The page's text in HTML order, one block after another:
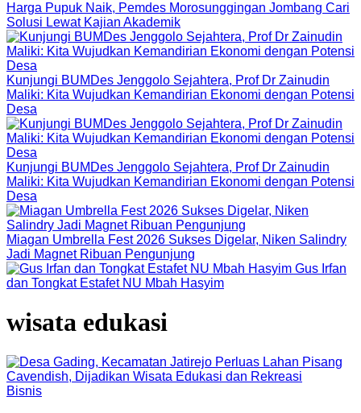
Harga Pupuk Naik, Pemdes Morosunggingan Jombang Cari
Solusi Lewat Kajian Akademik
Kunjungi BUMDes Jenggolo Sejahtera, Prof Dr Zainudin
Maliki: Kita Wujudkan Kemandirian Ekonomi dengan Potensi
Desa
Kunjungi BUMDes Jenggolo Sejahtera, Prof Dr Zainudin
Maliki: Kita Wujudkan Kemandirian Ekonomi dengan Potensi
Desa
Miagan Umbrella Fest 2026 Sukses Digelar, Niken Salindry
Jadi Magnet Ribuan Pengunjung
Gus Irfan
dan Tongkat Estafet NU Mbah Hasyim
wisata edukasi
Bisnis